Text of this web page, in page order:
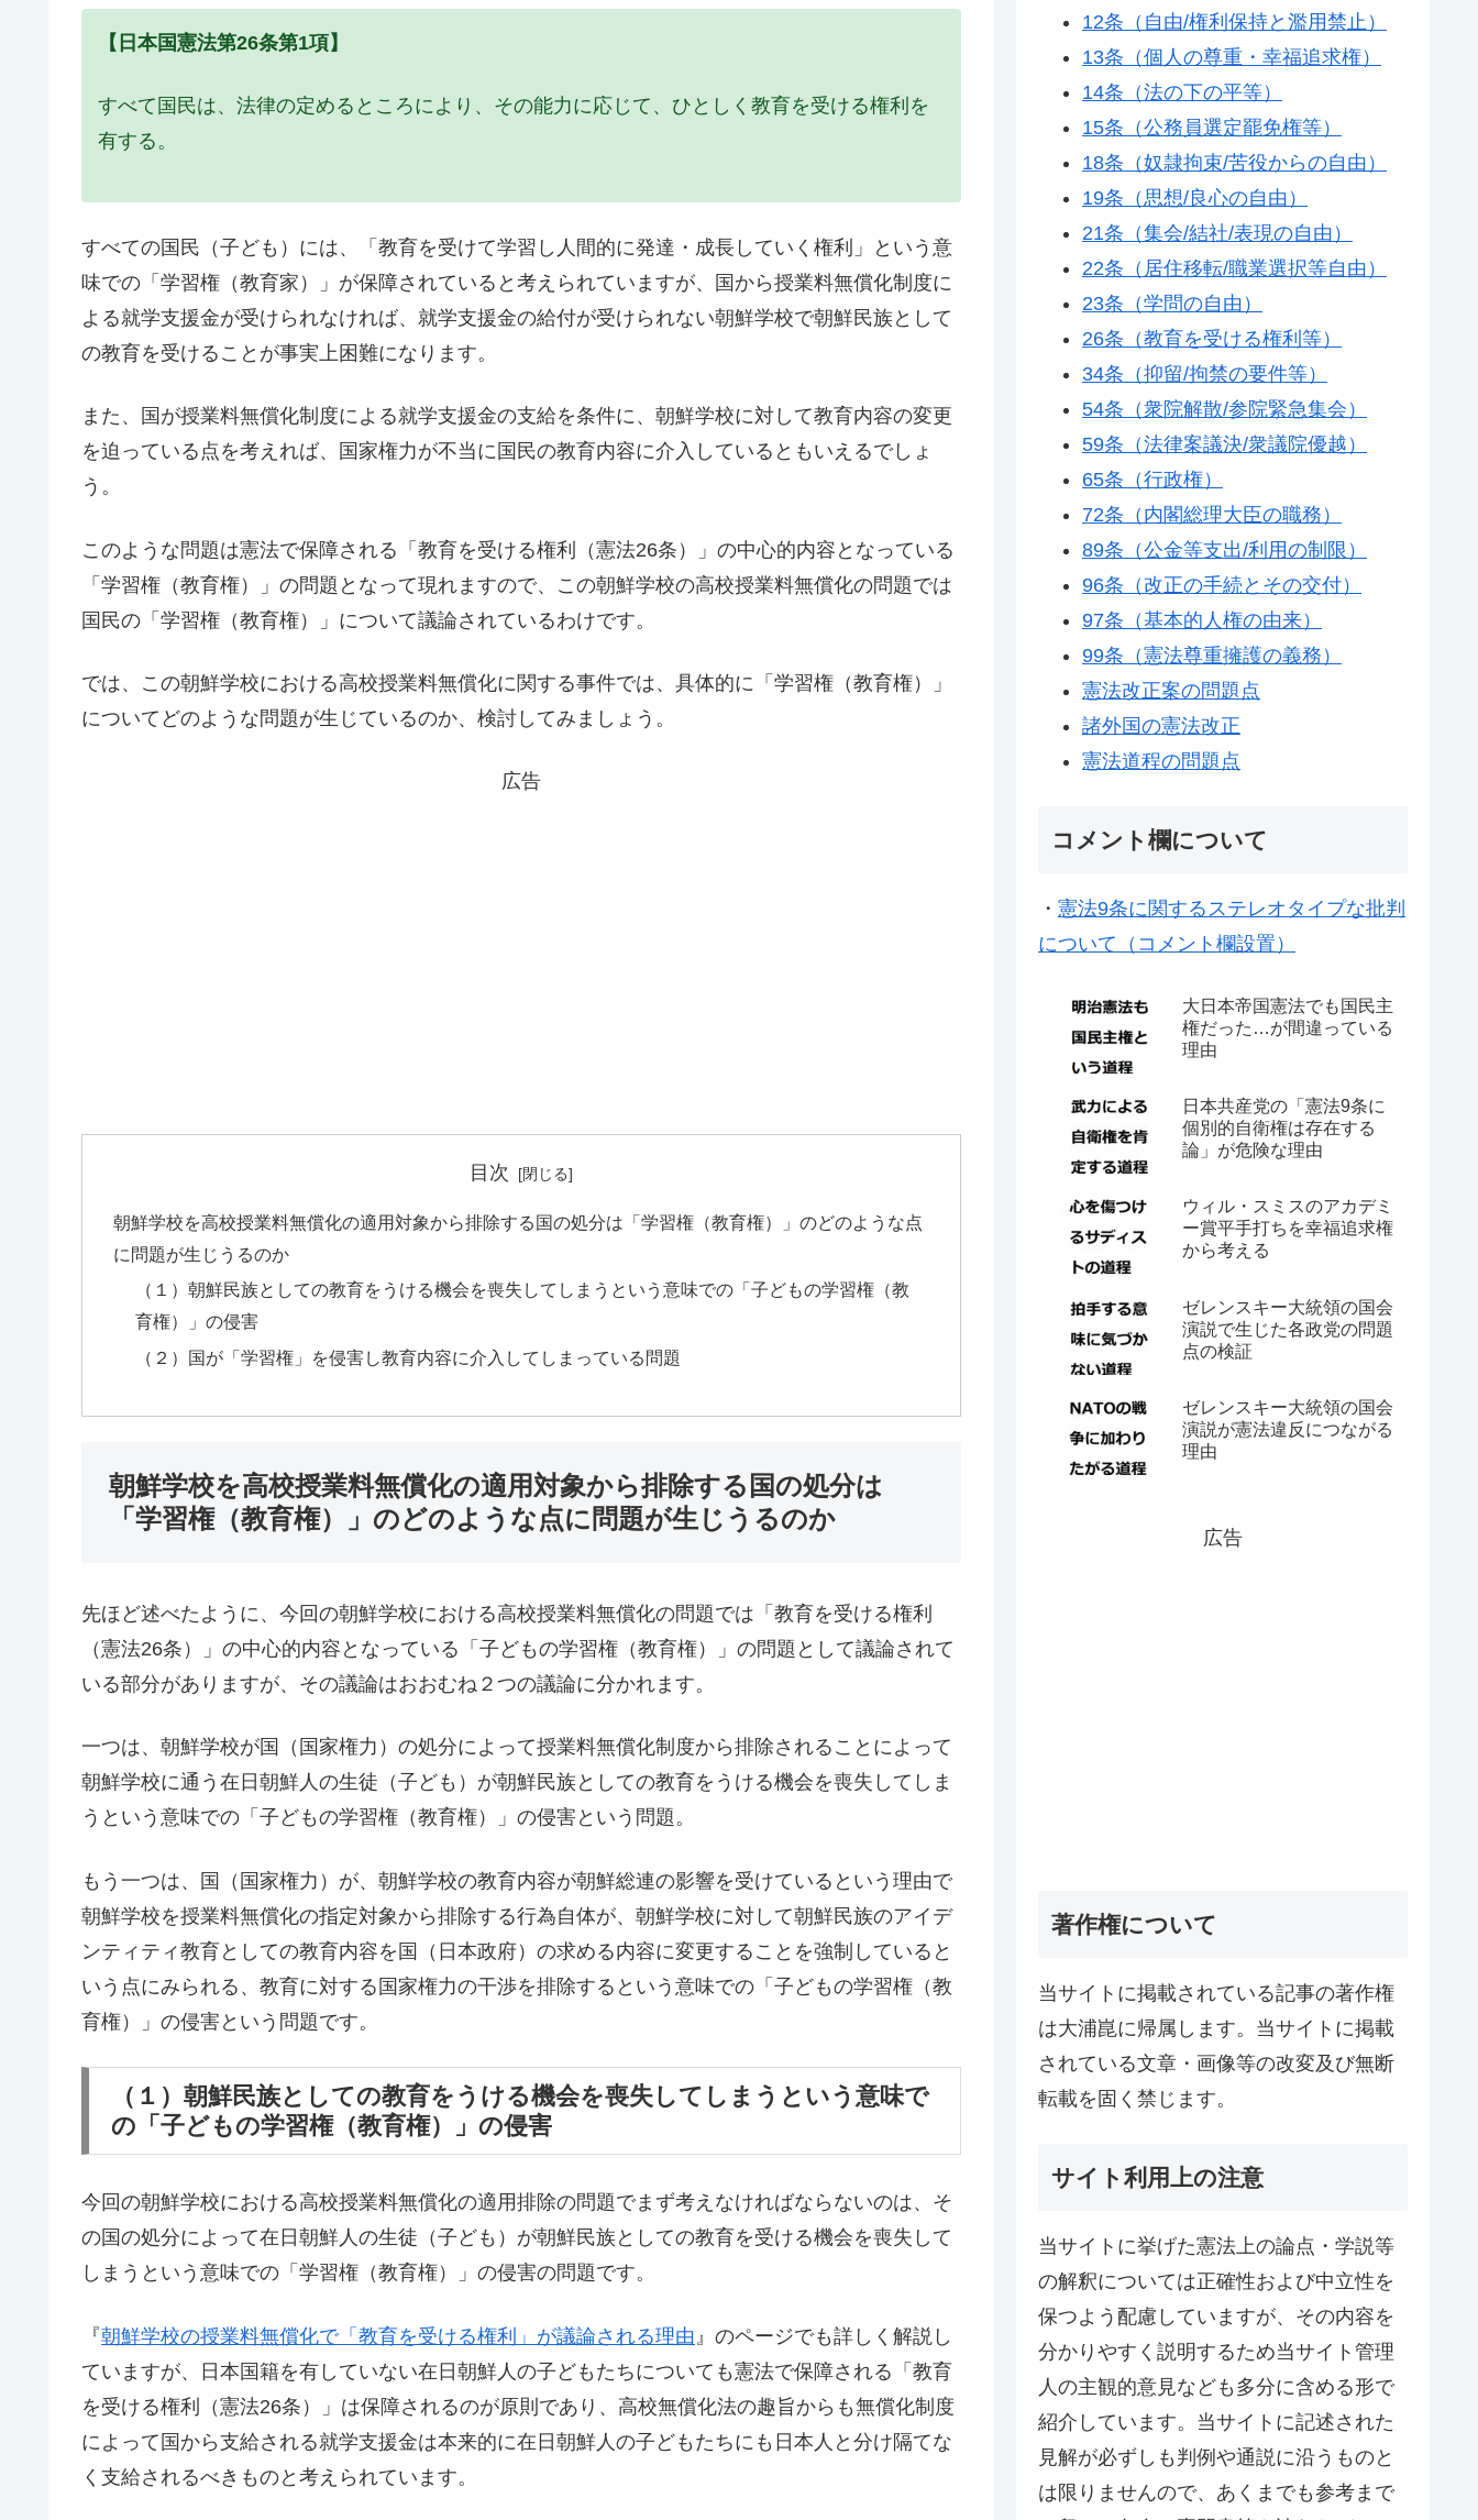
【日本国憲法第26条第1項】
すべて国民は、法律の定めるところにより、その能力に応じて、ひとしく教育を受ける権利を
有する。
すべての国民（子ども）には、「教育を受けて学習し人間的に発達・成長していく権利」という意
味での「学習権（教育家）」が保障されていると考えられていますが、国から授業料無償化制度に
よる就学支援金が受けられなければ、就学支援金の給付が受けられない朝鮮学校で朝鮮民族として
の教育を受けることが事実上困難になります。
また、国が授業料無償化制度による就学支援金の支給を条件に、朝鮮学校に対して教育内容の変更
を迫っている点を考えれば、国家権力が不当に国民の教育内容に介入しているともいえるでしょ
う。
このような問題は憲法で保障される「教育を受ける権利（憲法26条）」の中心的内容となっている
「学習権（教育権）」の問題となって現れますので、この朝鮮学校の高校授業料無償化の問題では
国民の「学習権（教育権）」について議論されているわけです。
では、この朝鮮学校における高校授業料無償化に関する事件では、具体的に「学習権（教育権）」
についてどのような問題が生じているのか、検討してみましょう。
広告
目次
朝鮮学校を高校授業料無償化の適用対象から排除する国の処分は「学習権（教育権）」のどのような点
に問題が生じうるのか
（１）朝鮮民族としての教育をうける機会を喪失してしまうという意味での「子どもの学習権（教
育権）」の侵害
（２）国が「学習権」を侵害し教育内容に介入してしまっている問題
朝鮮学校を高校授業料無償化の適用対象から排除する国の処分は
「学習権（教育権）」のどのような点に問題が生じうるのか
先ほど述べたように、今回の朝鮮学校における高校授業料無償化の問題では「教育を受ける権利
（憲法26条）」の中心的内容となっている「子どもの学習権（教育権）」の問題として議論されて
いる部分がありますが、その議論はおおむね２つの議論に分かれます。
一つは、朝鮮学校が国（国家権力）の処分によって授業料無償化制度から排除されることによって
朝鮮学校に通う在日朝鮮人の生徒（子ども）が朝鮮民族としての教育をうける機会を喪失してしま
うという意味での「子どもの学習権（教育権）」の侵害という問題。
もう一つは、国（国家権力）が、朝鮮学校の教育内容が朝鮮総連の影響を受けているという理由で
朝鮮学校を授業料無償化の指定対象から排除する行為自体が、朝鮮学校に対して朝鮮民族のアイデ
ンティティ教育としての教育内容を国（日本政府）の求める内容に変更することを強制していると
いう点にみられる、教育に対する国家権力の干渉を排除するという意味での「子どもの学習権（教
育権）」の侵害という問題です。
（１）朝鮮民族としての教育をうける機会を喪失してしまうという意味で
の「子どもの学習権（教育権）」の侵害
今回の朝鮮学校における高校授業料無償化の適用排除の問題でまず考えなければならないのは、そ
の国の処分によって在日朝鮮人の生徒（子ども）が朝鮮民族としての教育を受ける機会を喪失して
しまうという意味での「学習権（教育権）」の侵害の問題です。
『朝鮮学校の授業料無償化で「教育を受ける権利」が議論される理由 』のページでも詳しく解説し
ていますが、日本国籍を有していない在日朝鮮人の子どもたちについても憲法で保障される「教育
を受ける権利（憲法26条）」は保障されるのが原則であり、高校無償化法の趣旨からも無償化制度
によって国から支給される就学支援金は本来的に在日朝鮮人の子どもたちにも日本人と分け隔てな
く支給されるべきものと考えられています。
12条（自由/権利保持と濫用禁止）
13条（個人の尊重・幸福追求権）
14条（法の下の平等）
15条（公務員選定罷免権等）
18条（奴隷拘束/苦役からの自由）
19条（思想/良心の自由）
21条（集会/結社/表現の自由）
22条（居住移転/職業選択等自由）
23条（学問の自由）
26条（教育を受ける権利等）
34条（抑留/拘禁の要件等）
54条（衆院解散/参院緊急集会）
59条（法律案議決/衆議院優越）
65条（行政権）
72条（内閣総理大臣の職務）
89条（公金等支出/利用の制限）
96条（改正の手続とその交付）
97条（基本的人権の由来）
99条（憲法尊重擁護の義務）
憲法改正案の問題点
諸外国の憲法改正
憲法道程の問題点
コメント欄について
・ 憲法9条に関するステレオタイプな批判
について（コメント欄設置）
大日本帝国憲法でも国民主
権だった…が間違っている
理由
日本共産党の「憲法9条に
個別的自衛権は存在する
論」が危険な理由
ウィル・スミスのアカデミ
ー賞平手打ちを幸福追求権
から考える
ゼレンスキー大統領の国会
演説で生じた各政党の問題
点の検証
ゼレンスキー大統領の国会
演説が憲法違反につながる
理由
広告
著作権について
当サイトに掲載されている記事の著作権
は大浦崑に帰属します。当サイトに掲載
されている文章・画像等の改変及び無断
転載を固く禁じます。
サイト利用上の注意
当サイトに挙げた憲法上の論点・学説等
の解釈については正確性および中立性を
保つよう配慮していますが、その内容を
分かりやすく説明するため当サイト管理
人の主観的意見なども多分に含める形で
紹介しています。当サイトに記述された
見解が必ずしも判例や通説に沿うものと
は限りませんので、あくまでも参考まで